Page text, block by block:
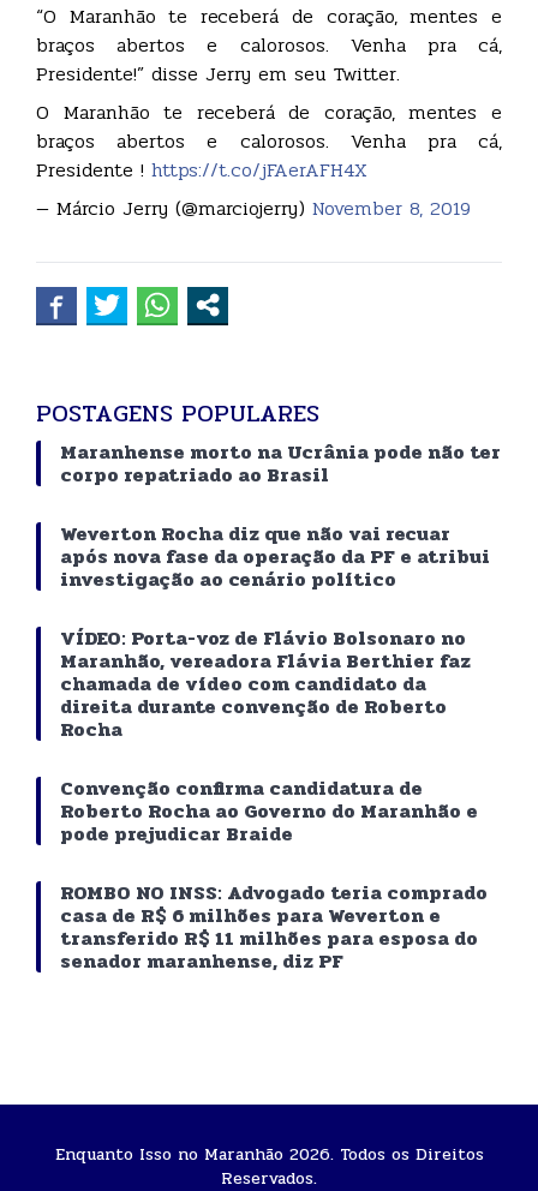
“O Maranhão te receberá de coração, mentes e
braços abertos e calorosos. Venha pra cá,
Presidente!” disse Jerry em seu Twitter.
O Maranhão te receberá de coração, mentes e
braços abertos e calorosos. Venha pra cá,
Presidente ! https://t.co/jFAerAFH4X
— Márcio Jerry (@marciojerry) November 8, 2019
POSTAGENS POPULARES
Maranhense morto na Ucrânia pode não ter
corpo repatriado ao Brasil
Weverton Rocha diz que não vai recuar
após nova fase da operação da PF e atribui
investigação ao cenário político
VÍDEO: Porta-voz de Flávio Bolsonaro no
Maranhão, vereadora Flávia Berthier faz
chamada de vídeo com candidato da
direita durante convenção de Roberto
Rocha
Convenção confirma candidatura de
Roberto Rocha ao Governo do Maranhão e
pode prejudicar Braide
ROMBO NO INSS: Advogado teria comprado
casa de R$ 6 milhões para Weverton e
transferido R$ 11 milhões para esposa do
senador maranhense, diz PF
Enquanto Isso no Maranhão 2026. Todos os Direitos
Reservados.